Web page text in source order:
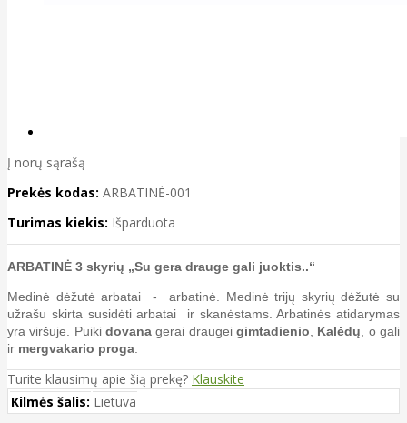
Į norų sąrašą
Prekės kodas: ARBATINĖ-001
Turimas kiekis: Išparduota
ARBATINĖ 3 skyrių „Su gera drauge gali juoktis..“
Medinė dėžutė arbatai - arbatinė. Medinė trijų skyrių dėžutė su
užrašu skirta susidėti arbatai ir skanėstams. Arbatinės atidarymas
yra viršuje. Puiki dovana gerai draugei gimtadienio Kalėdų , o gali
ir mergvakario proga
Turite klausimų apie šią prekę? Klauskite
Kilmės šalis: Lietuva